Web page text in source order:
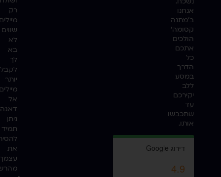
אנחנו
ב'מתנה
קסומה'
הולכים
אתכם
כל
הדרך
במסע
ללב
יקירכם
עד
שתכבשו
אותו.
רק
שווים
לא
בא
לך
לקבל
יותר
אל
ניתן
תמיד
את